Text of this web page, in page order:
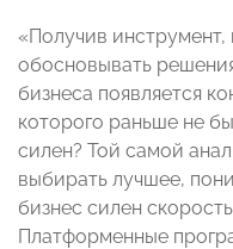
«Получив инструмент,
обосновывать
бизнеса появляется
которого раньше не
силен? Той самой
выбирать лучшее,
бизнес силен
Платформенные